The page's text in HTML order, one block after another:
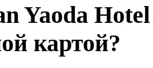
Yaoda
картой?